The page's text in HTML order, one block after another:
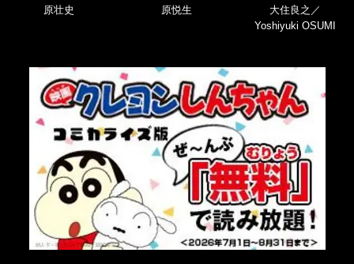
原壮史 原悦生
大住良之／
Yoshiyuki OSUMI